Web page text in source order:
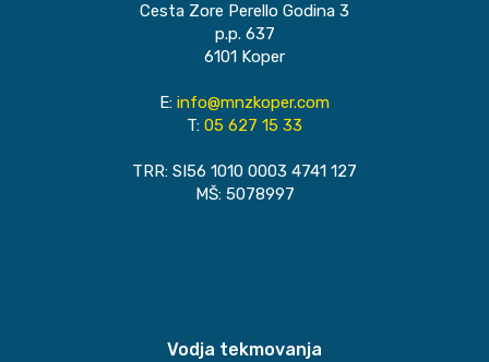
Cesta Zore Perello Godina 3
p.p. 637
6101 Koper
E: info@mnzkoper.com
T: 05 627 15 33
TRR: SI56 1010 0003 4741 127
MŠ: 5078997
Vodja tekmovanja